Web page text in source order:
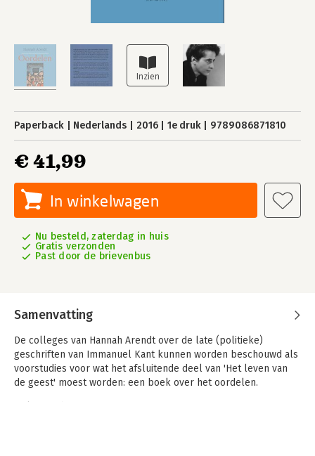
Paperback Nederlands 2016 1e druk 9789086871810
€ 41,99
In winkelwagen
Nu besteld, zaterdag in huis
Gratis verzonden
Past door de brievenbus
Samenvatting
De colleges van Hannah Arendt over de late (politieke)
geschriften van Immanuel Kant kunnen worden beschouwd als
voorstudies voor wat het afsluitende deel van 'Het leven van
de geest' moest worden: een boek over het oordelen.